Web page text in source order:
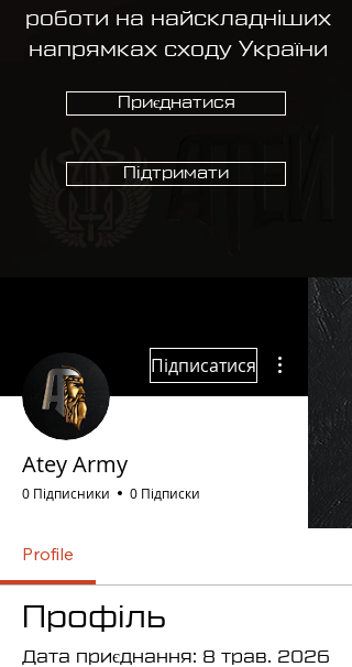
роботи на найскладніших
напрямках сходу України
Приєднатися
Підтримати
Підписатися
Інші дії
Atey Army
0 Підписники 0 Підписки
Profile
Профіль
Дата приєднання: 8 трав. 2026